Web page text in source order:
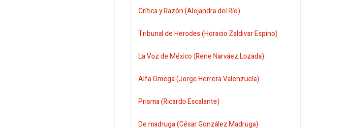
Crítica y Razón (Alejandra del Río)
Tribunal de Herodes (Horacio Zaldivar Espino)
La Voz de México (Rene Narváez Lozada)
Alfa Omega (Jorge Herrera Valenzuela)
Prisma (Ricardo Escalante)
De madruga (César González Madruga)